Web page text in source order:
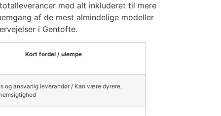
med alt inkluderet til mere
af de mest almindelige modeller
i Gentofte.
Kort fordel / ulempe
og ansvarlig leverandør / Kan være dyrere,